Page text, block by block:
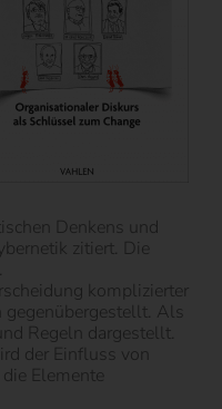
Denkens und
zitiert. Die
komplizierter
Als
Regeln dargestellt.
der Einfluss von
Elemente